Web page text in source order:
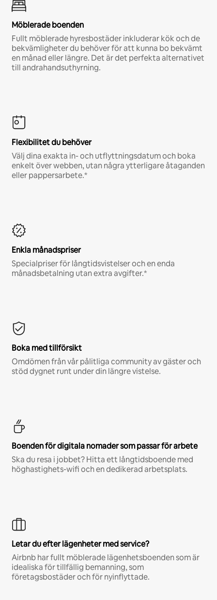
Möblerade boenden
Fullt möblerade hyresbostäder inkluderar kök och de
bekvämligheter du behöver för att kunna bo bekvämt
en månad eller längre. Det är det perfekta alternativet
till andrahandsuthyrning.
Flexibilitet du behöver
Välj dina exakta in- och utflyttningsdatum och boka
enkelt över webben, utan några ytterligare åtaganden
eller pappersarbete.*
Enkla månadspriser
Specialpriser för långtidsvistelser och en enda
månadsbetalning utan extra avgifter.*
Boka med tillförsikt
Omdömen från vår pålitliga community av gäster och
stöd dygnet runt under din längre vistelse.
Boenden för digitala nomader som passar för arbete
Ska du resa i jobbet? Hitta ett långtidsboende med
höghastighets-wifi och en dedikerad arbetsplats.
Letar du efter lägenheter med service?
Airbnb har fullt möblerade lägenhetsboenden som är
idealiska för tillfällig bemanning, som
företagsbostäder och för nyinflyttade.